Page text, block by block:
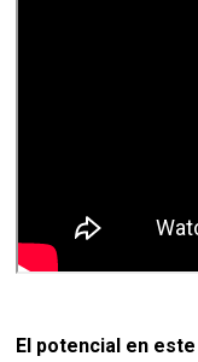
El potencial en